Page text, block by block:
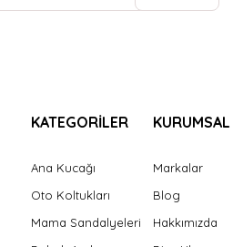
KATEGORİLER
Ana Kucağı
Oto Koltukları
Mama Sandalyeleri
KURUMSAL
Markalar
Blog
Hakkımızda